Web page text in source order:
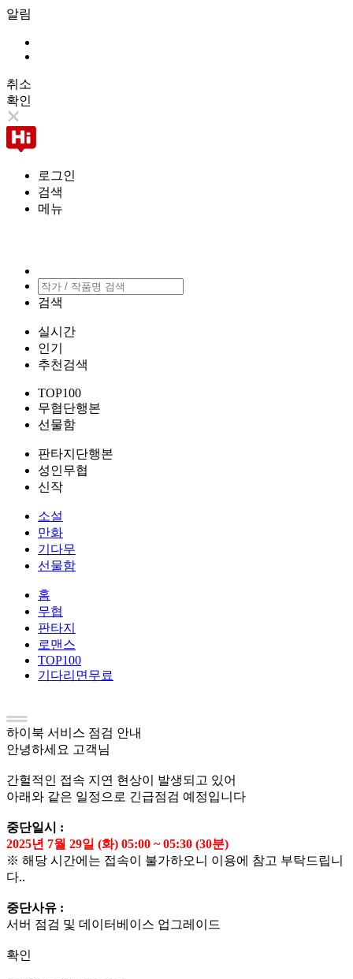
알림
취소
확인
로그인
검색
메뉴
검색
실시간
인기
추천검색
TOP100
무협단행본
선물함
판타지단행본
성인무협
신작
소설
만화
기다무
선물함
홈
무협
판타지
로맨스
TOP100
기다리면무료
하이북 서비스 점검 안내
안녕하세요 고객님
간헐적인 접속 지연 현상이 발생되고 있어
아래와 같은 일정으로 긴급점검 예정입니다
중단일시 :
2025년 7월 29일 (화) 05:00 ~ 05:30 (30분)
※ 해당 시간에는 접속이 불가하오니 이용에 참고 부탁드립니
다..
중단사유 :
서버 점검 및 데이터베이스 업그레이드
확인